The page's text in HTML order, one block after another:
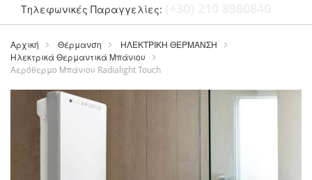
Τηλεφωνικές Παραγγελίες:
Μετάβαση
περιεχόμενο
Αρχική Θέρμανση
ΗΛΕΚΤΡΙΚΗ ΘΕΡΜΑΝΣΗ
Ηλεκτρικά Θερμαντικά Μπάνιου
Αερόθερμο Μπάνιου Radialight Touch
Μετάβαση